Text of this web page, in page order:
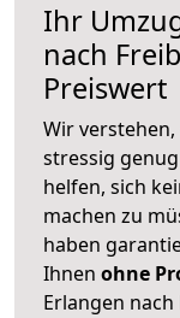
Ihr
nach
Preiswert
Wir
stressig
helfen, sich
machen zu
haben
Ihnen ohne
Erlangen